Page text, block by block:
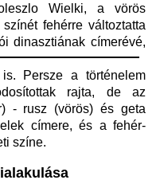
Wielki, a vörös
fehérre változtatta
dinasztiának címerévé,
is. Persze a történelem
rajta, de az
- rusz (vörös) és geta
címere, és a fehér-
színe.